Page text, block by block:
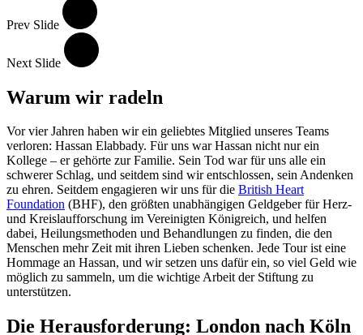
Prev Slide
Next Slide
Warum wir radeln
Vor vier Jahren haben wir ein geliebtes Mitglied unseres Teams
verloren: Hassan Elabbady. Für uns war Hassan nicht nur ein
Kollege – er gehörte zur Familie. Sein Tod war für uns alle ein
schwerer Schlag, und seitdem sind wir entschlossen, sein Andenken
zu ehren. Seitdem engagieren wir uns für die British Heart
Foundation (BHF), den größten unabhängigen Geldgeber für Herz-
und Kreislaufforschung im Vereinigten Königreich, und helfen
dabei, Heilungsmethoden und Behandlungen zu finden, die den
Menschen mehr Zeit mit ihren Lieben schenken. Jede Tour ist eine
Hommage an Hassan, und wir setzen uns dafür ein, so viel Geld wie
möglich zu sammeln, um die wichtige Arbeit der Stiftung zu
unterstützen.
Die Herausforderung: London nach Köln